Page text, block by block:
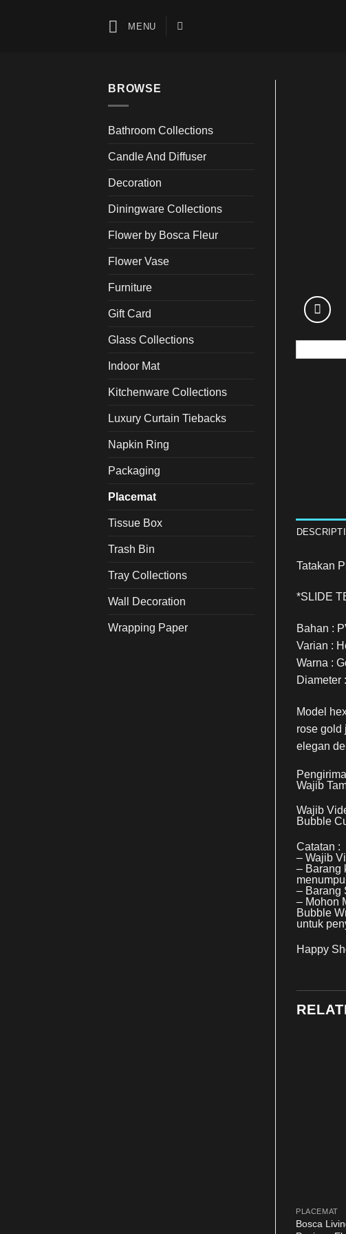
MENU
BROWSE
Bathroom Collections
Candle And Diffuser
Decoration
Diningware Collections
Flower by Bosca Fleur
Flower Vase
Furniture
Gift Card
Glass Collections
Indoor Mat
Kitchenware Collections
Luxury Curtain Tiebacks
Napkin Ring
Packaging
Placemat
Tissue Box
Trash Bin
Tray Collections
Wall Decoration
Wrapping Paper
Tatakan
*SLIDE
Bahan :
Varian :
Warna :
Diameter
Model
rose gold
elegan
Wajib
Wajib
Bubble
Catatan :
– Wajib
– Barang
– Barang
– Mohon
Bubble
untuk
Happy
PLACEMAT
Bosca